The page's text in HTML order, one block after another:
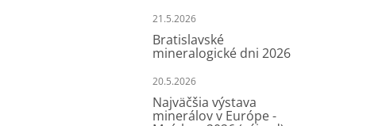
21.5.2026
Bratislavské
mineralogické dni 2026
20.5.2026
Najväčšia výstava
minerálov v Európe -